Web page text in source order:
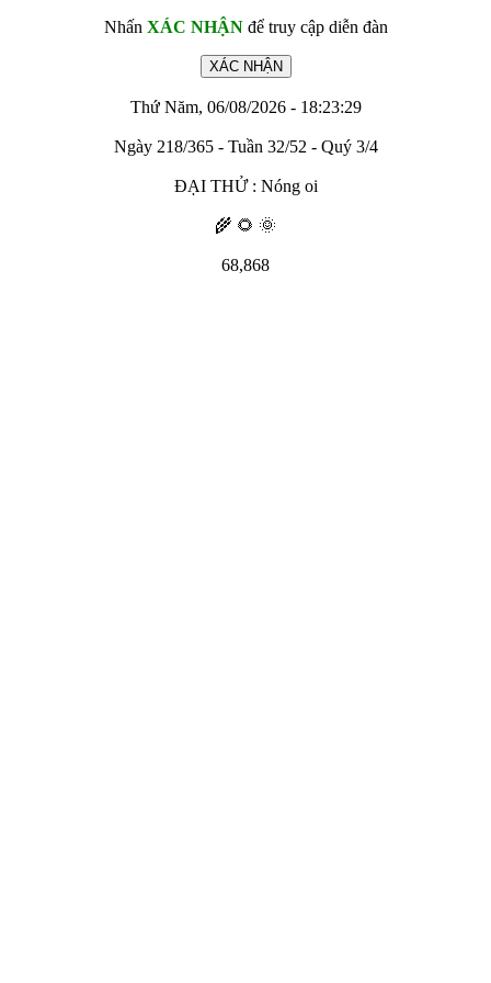
Nhấn XÁC NHẬNđể truy cập diễn đàn
Thứ Năm, 06/08/2026 - 18:23:29
Ngày 218/365 - Tuần 32/52 - Quý 3/4
ĐẠI THỬ : Nóng oi
🌾 🌻 🌞
68,868